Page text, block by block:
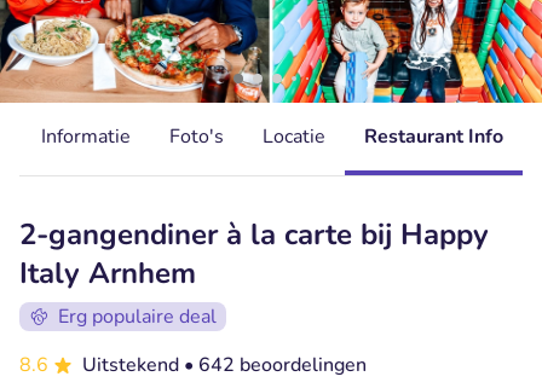
Informatie Foto's Locatie Restaurant Info
2-gangendiner à la carte bij Happy
Italy Arnhem
Erg populaire deal
8.6
Uitstekend • 642 beoordelingen